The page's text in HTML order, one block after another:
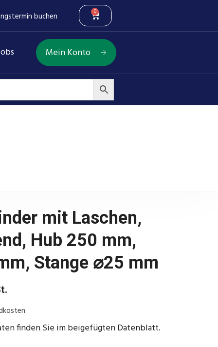
buchen 0
Mein Konto
mit Laschen,
Hub 250 mm,
Stange ⌀25 mm
finden Sie im beigefügten Datenblatt.